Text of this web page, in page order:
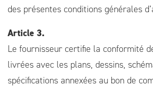
des présentes conditions générales
Article 3.
Le fournisseur certifie la conformité
livrées avec les plans, dessins,
spécifications annexées au bon de